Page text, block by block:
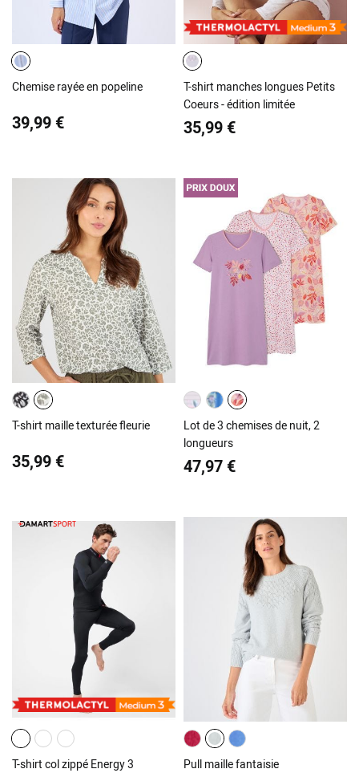
Chemise rayée en popeline
39,99 €
T-shirt manches longues Petits
Coeurs - édition limitée
35,99 €
T-shirt maille texturée fleurie
35,99 €
Lot de 3 chemises de nuit, 2
longueurs
47,97 €
T-shirt col zippé Energy 3
Pull maille fantaisie